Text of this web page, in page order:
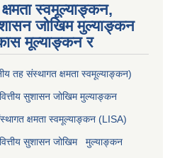
स्वमूल्याङ्कन,
जोखिम मुल्याङ्कन
मूल्याङ्कन र
तह संस्थागत क्षमता स्वमूल्याङ्कन)
सुशासन जोखिम मुल्याङ्कन
क्षमता स्वमूल्याङ्कन (LISA)
सुशासन जोखिम मुल्याङ्कन